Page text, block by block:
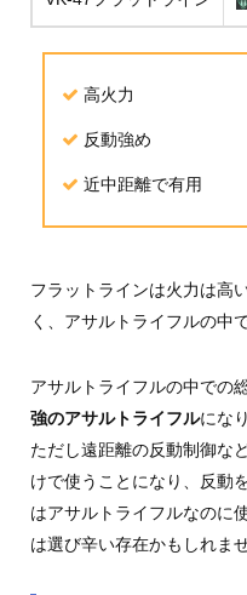
高火力
反動強め
近中距離で有用
フラットラインは火力は高
く、アサルトライフルの中
アサルトライフルの中での
強のアサルトライフルにな
ただし遠距離の反動制御な
けで使うことになり、反動
はアサルトライフルなのに
は選び辛い存在かもしれませ